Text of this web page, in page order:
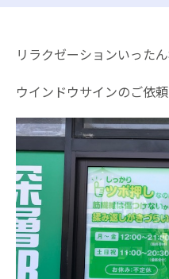
リラクゼーションいった
ウインドウサインのご依